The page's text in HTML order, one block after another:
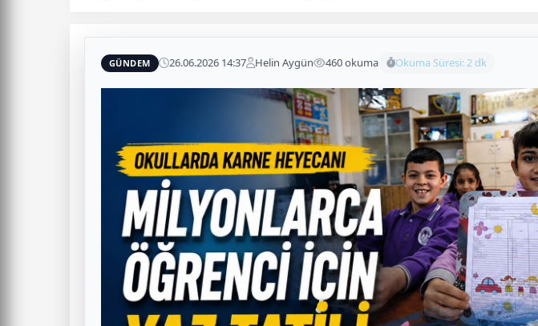
GÜNDEM 26.06.2026 14:37 Helin Aygün 460 okuma Okuma Süresi: 2 dk